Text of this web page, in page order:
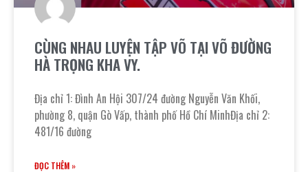
CÙNG NHAU LUYỆN TẬP VÕ TẠI VÕ ĐƯỜNG
HÀ TRỌNG KHA VY.
Địa chỉ 1: Đình An Hội 307/24 đường Nguyễn Văn Khối,
phường 8, quận Gò Vấp, thành phố Hồ Chí MinhĐịa chỉ 2:
481/16 đường
ĐỌC THÊM »